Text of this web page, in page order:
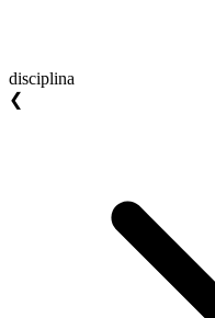
disciplina
❮